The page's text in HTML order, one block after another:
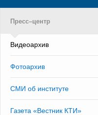
Пресс–центр
Видеоархив
Фотоархив
СМИ об институте
Газета «Вестник КТИ»